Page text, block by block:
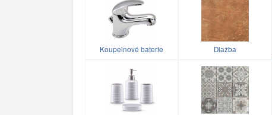
Koupelnové baterie Dlažba